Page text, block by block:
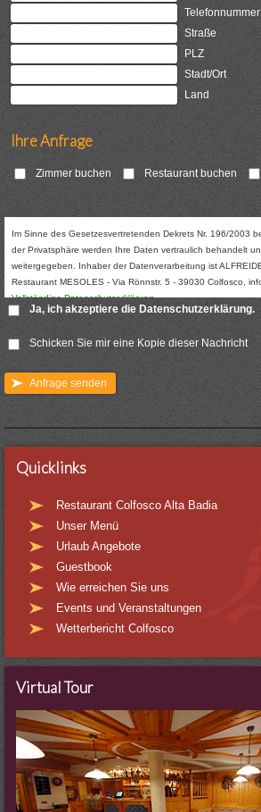
Telefonnummer
Straße
PLZ
Stadt/Ort
Land
Ihre Anfrage
Zimmer buchen Restaurant buchen
Ja, ich akzeptiere die Datenschutzerklärung.
Schicken Sie mir eine Kopie dieser Nachricht
Quicklinks
Restaurant Colfosco Alta Badia
Unser Menü
Urlaub Angebote
Guestbook
Wie erreichen Sie uns
Events und Veranstaltungen
Wetterbericht Colfosco
Virtual Tour